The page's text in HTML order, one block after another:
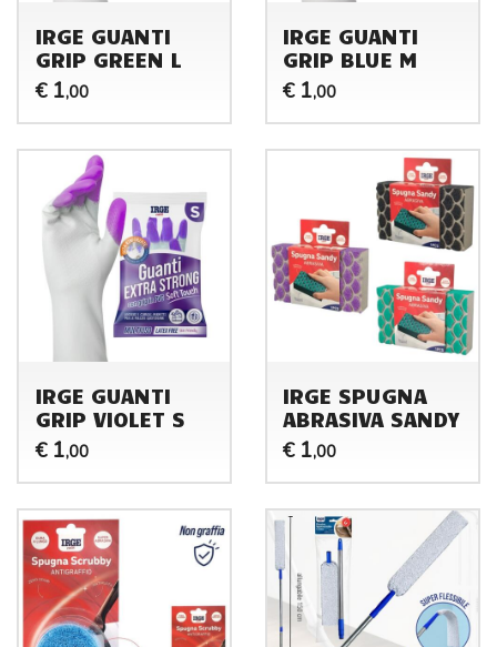
IRGE GUANTI
GRIP GREEN L
€ 1,00
IRGE GUANTI
GRIP BLUE M
€ 1,00
IRGE GUANTI
GRIP VIOLET S
€ 1,00
IRGE SPUGNA
ABRASIVA SANDY
€ 1,00